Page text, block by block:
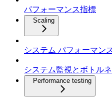
パフォーマンス指標
Scaling
システム パフォーマン
システム監視とボトル
Performance testing